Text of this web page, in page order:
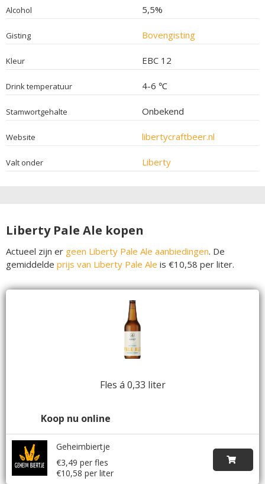
Alcohol 5,5%
Gisting Bovengisting
Kleur EBC 12
Drink temperatuur 4-6 ℃
Stamwortgehalte Onbekend
Website libertycraftbeer.nl
Valt onder Liberty
Liberty Pale Ale kopen
Actueel zijn er geen Liberty Pale Ale aanbiedingen. De
gemiddelde prijs van Liberty Pale Ale is €10,58 per liter.
Fles á 0,33 liter
Koop nu online
Geheimbiertje
€3,49 per fles
€10,58 per liter